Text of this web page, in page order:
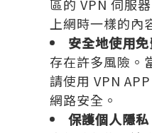
區的 VPN 伺服
上網時一樣的內
安全地使用免
存在許多風險。
請使用 VPN
網路安全。
保護個人隱私